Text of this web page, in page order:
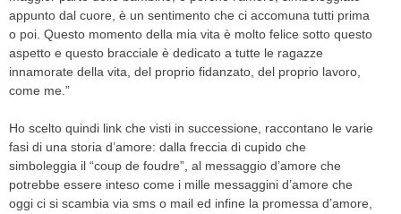
appunto dal cuore, è un sentimento che ci accomuna tutti prima
o poi. Questo momento della mia vita è molto felice sotto questo
aspetto e questo bracciale è dedicato a tutte le ragazze
innamorate della vita, del proprio fidanzato, del proprio lavoro,
come me.”
Ho scelto quindi link che visti in successione, raccontano le varie
fasi di una storia d’amore: dalla freccia di cupido che
simboleggia il “coup de foudre”, al messaggio d’amore che
potrebbe essere inteso come i mille messaggini d’amore che
oggi ci si scambia via sms o mail ed infine la promessa d’amore,